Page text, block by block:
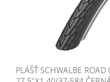
PLÁŠŤ SCHWALBE ROAD